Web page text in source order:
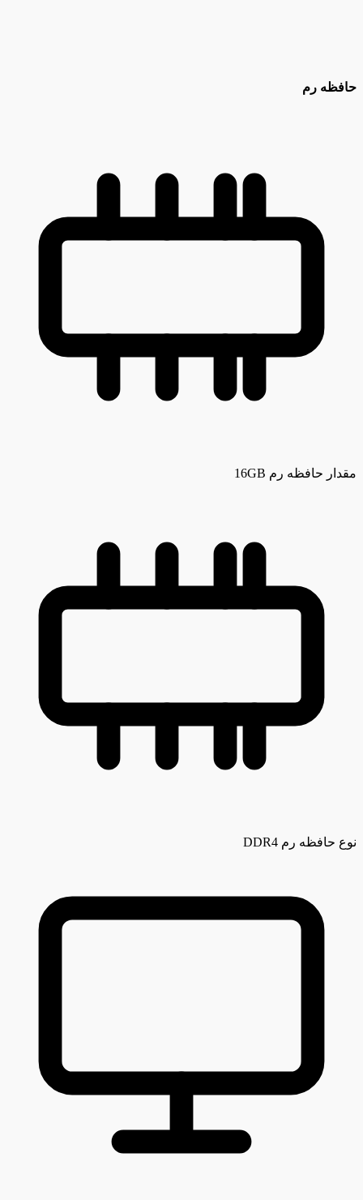
حافظه رم
مقدار حافظه رم 16GB
نوع حافظه رم DDR4